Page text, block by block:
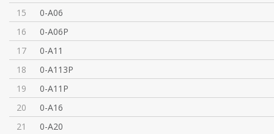
15
0-A06
16
0-A06P
17
0-A11
18
0-A113P
19
0-A11P
20
0-A16
21
0-A20